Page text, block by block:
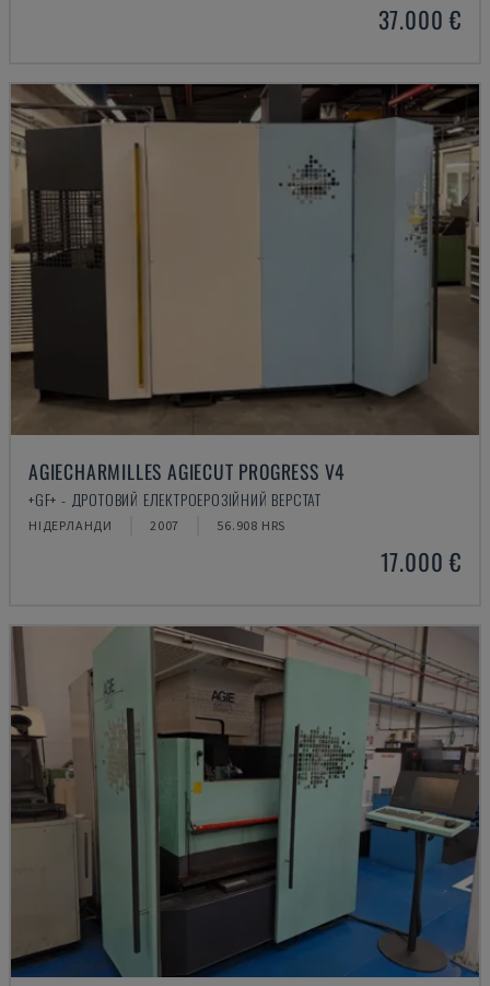
37.000 €
AGIECHARMILLES AGIECUT PROGRESS V4
+GF+ - ДРОТОВИЙ ЕЛЕКТРОЕРОЗІЙНИЙ ВЕРСТАТ
НІДЕРЛАНДИ 2007 56.908 HRS
17.000 €